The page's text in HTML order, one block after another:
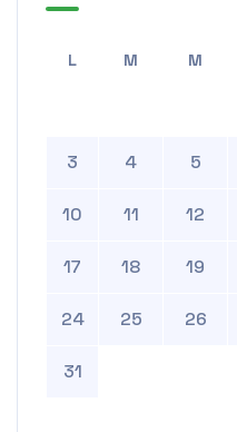
L M M
3 4 5
10 11 12
17 18 19
24 25 26
31